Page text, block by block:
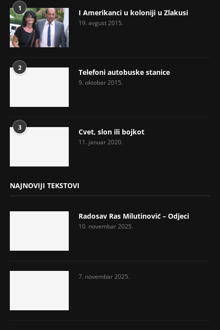
1 I Amerikanci u koloniji u Zlakusi
19. avgust 2015.
2 Telefoni autobuske stanice
9. oktobar 2015.
3 Cvet, slon ili bojkot
11. januar 2020.
NAJNOVIJI TEKSTOVI
Radosav Ras Milutinović – Odjeci
10. novembar 2025.
7. novembar 2025.